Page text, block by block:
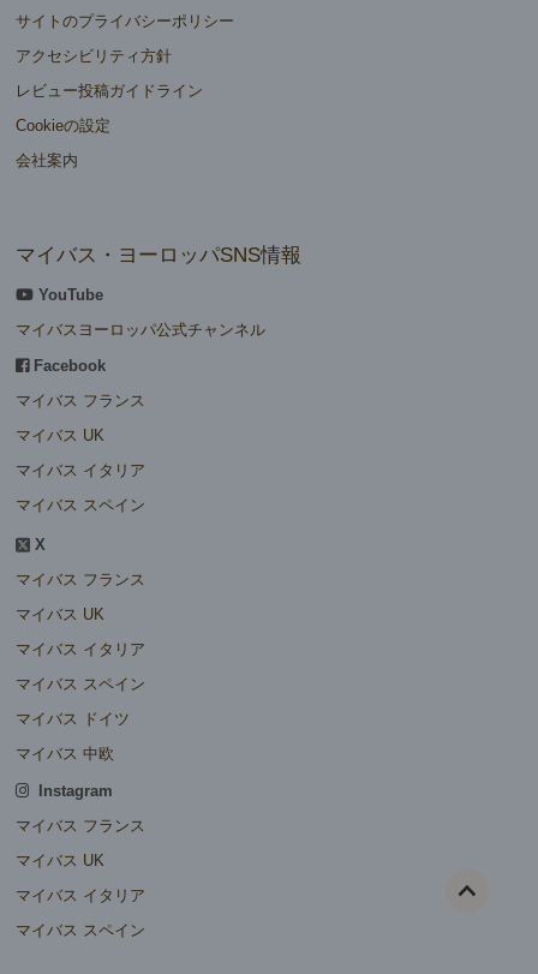
サイトのプライバシーポリシー
アクセシビリティ方針
レビュー投稿ガイドライン
Cookieの設定
会社案内
マイバス・ヨーロッパSNS情報
YouTube
マイバスヨーロッパ公式チャンネル
Facebook
マイバス フランス
マイバス UK
マイバス イタリア
マイバス スペイン
X
マイバス フランス
マイバス UK
マイバス イタリア
マイバス スペイン
マイバス ドイツ
マイバス 中欧
Instagram
マイバス フランス
マイバス UK
マイバス イタリア
マイバス スペイン